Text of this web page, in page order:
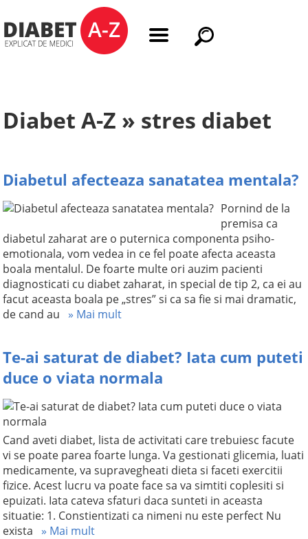
Diabet A-Z » stres diabet
Diabetul afecteaza sanatatea mentala?
Pornind de la
premisa ca
diabetul zaharat are o puternica componenta psiho-
emotionala, vom vedea in ce fel poate afecta aceasta
boala mentalul. De foarte multe ori auzim pacienti
diagnosticati cu diabet zaharat, in special de tip 2, ca ei au
facut aceasta boala pe „stres” si ca sa fie si mai dramatic,
de cand au » Mai mult
Te-ai saturat de diabet? Iata cum puteti
duce o viata normala
Cand aveti diabet, lista de activitati care trebuiesc facute
vi se poate parea foarte lunga. Va gestionati glicemia, luati
medicamente, va supravegheati dieta si faceti exercitii
fizice. Acest lucru va poate face sa va simtiti coplesiti si
epuizati. Iata cateva sfaturi daca sunteti in aceasta
situatie: 1. Constientizati ca nimeni nu este perfect Nu
exista » Mai mult